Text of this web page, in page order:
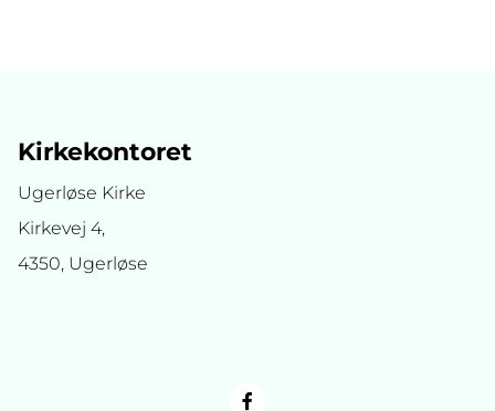
Kirkekontoret
Ugerløse Kirke
Kirkevej 4,
4350, Ugerløse